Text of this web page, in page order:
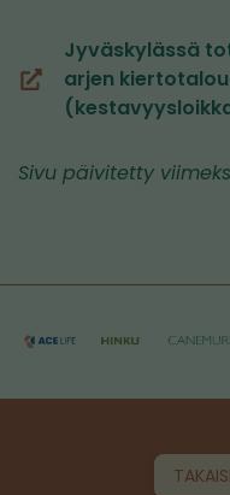
Jyväskylässä
arjen
(siirryt
toiseen
Sivu päivitetty